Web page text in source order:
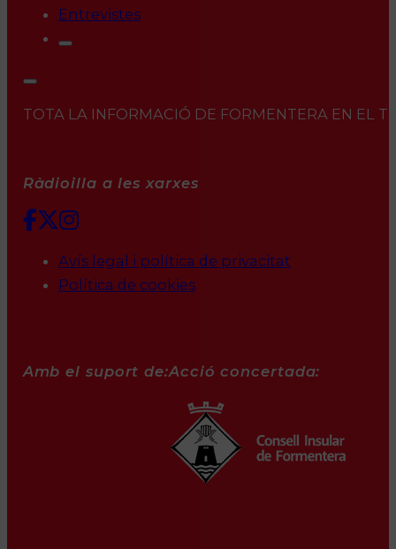
Entrevistes
TOTA LA INFORMACIÓ DE FORMENTERA EN EL
Ràdioilla a les xarxes
Avís legal i política de privacitat
Política de cookies
Amb el suport de:Acció concertada: